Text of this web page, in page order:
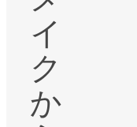
イ
ク
か